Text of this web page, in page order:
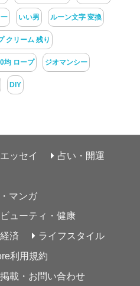
いい男 ルーン文字 変換
クリーム 残り
均 ロープ ジオマンシー
DIY
ッセイ
占い・開運
マンガ
ビューティ・健康
済
ライフスタイル
利用規約
載・お問い合わせ